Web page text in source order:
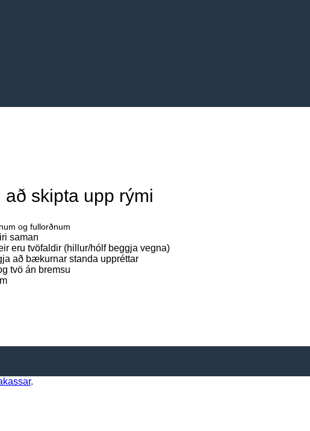
skipta upp rými
og fullorðnum
saman
eru tvöfaldir (hillur/hólf beggja vegna)
að bækurnar standa uppréttar
tvö án bremsu
.